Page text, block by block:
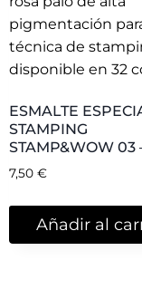
ESMALTE
STAMPING
STAMP&WOW 03
7,50 €
Añadir al